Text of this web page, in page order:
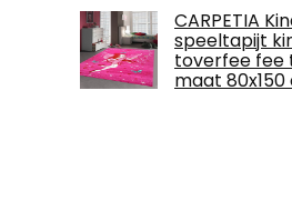
CARPETIA
speeltapijt
toverfee fee
maat